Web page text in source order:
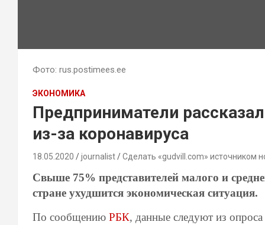
Фото: rus.postimees.ee
ЭКОНОМИКА
Предприниматели
из-за коронавируса
18.05.2020 journalist Сделать «gudvill.com» источником
Свыше 75% представителей малого и
стране ухудшится экономическая ситуация.
По сообщению РБК, данные следуют из